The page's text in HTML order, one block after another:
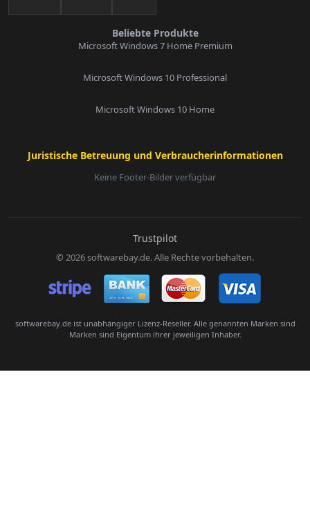
Beliebte Produkte
Microsoft Windows 7 Home Premium
Microsoft Windows 10 Professional
Microsoft Windows 10 Home
Juristische Betreuung und Verbraucherinformationen
Keine Footer-Bilder verfügbar
Trustpilot
© 2026 softwarebay.de. Alle Rechte vorbehalten.
softwarebay.de ist unabhängiger Lizenz-Reseller. Alle genannten Marken sind
Marken sind Eigentum ihrer jeweiligen Inhaber.